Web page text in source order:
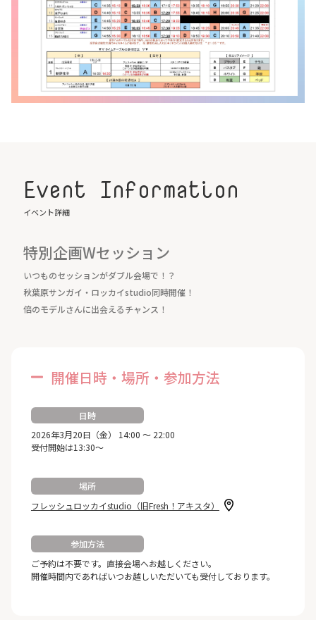
Event Information
イベント詳細
特別企画Wセッション
いつものセッションがダブル会場で！？
秋葉原サンガイ・ロッカイstudio同時開催！
倍のモデルさんに出会えるチャンス！
開催日時・場所・参加方法
日時
2026年3月20日（金） 14:00 ～ 22:00
受付開始は13:30～
場所
フレッシュロッカイstudio（旧Fresh！アキスタ）
参加方法
ご予約は不要です。直接会場へお越しください。
開催時間内であればいつお越しいただいても受付しております。